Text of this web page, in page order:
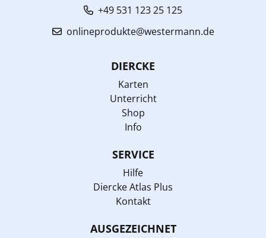
+49 531 123 25 125
onlineprodukte@westermann.de
DIERCKE
Karten
Unterricht
Shop
Info
SERVICE
Hilfe
Diercke Atlas Plus
Kontakt
AUSGEZEICHNET